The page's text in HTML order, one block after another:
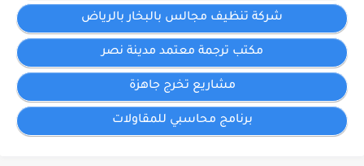
شركة تنظيف مجالس بالبخار بالرياض
مكتب ترجمة معتمد مدينة نصر
مشاريع تخرج جاهزة
برنامج محاسبي للمقاولات